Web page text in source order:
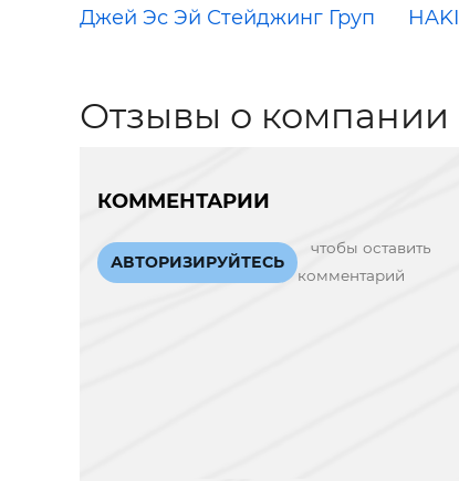
Джей Эс Эй Стейджинг Груп
HAKI
Отзывы о компании
КОММЕНТАРИИ
АВТОРИЗИРУЙТЕСЬ
чтобы оставить
комментарий